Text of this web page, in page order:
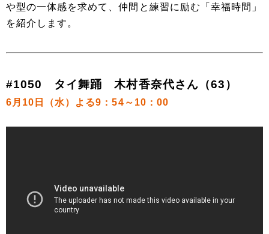
や型の一体感を求めて、仲間と練習に励む「幸福時間」
を紹介します。
#1050 タイ舞踊 木村香奈代さん（63）
6月10日（水）よる9：54～10：00